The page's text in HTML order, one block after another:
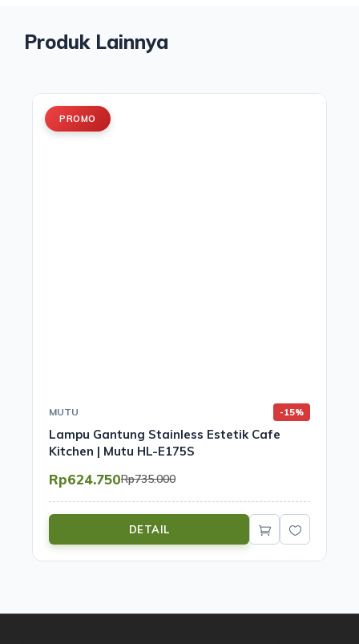
Produk Lainnya
PROMO
MUTU -15%
Lampu Gantung Stainless Estetik Cafe
Kitchen | Mutu HL-E175S
Rp624.750Rp735.000
DETAIL